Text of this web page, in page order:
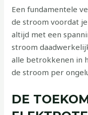
Een fundamentele
de stroom voordat
altijd met een
stroom
alle betrokkenen in
de stroom per
DE